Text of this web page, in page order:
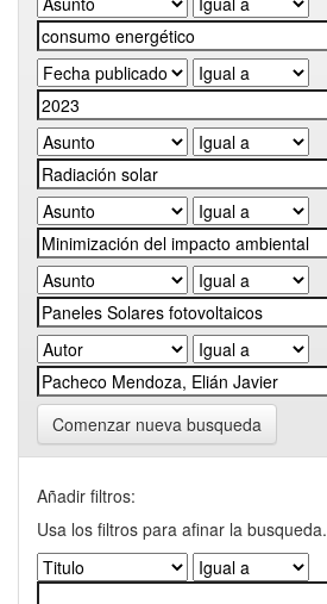
Comenzar nueva busqueda
Añadir filtros:
Usa los filtros para afinar la busqueda.